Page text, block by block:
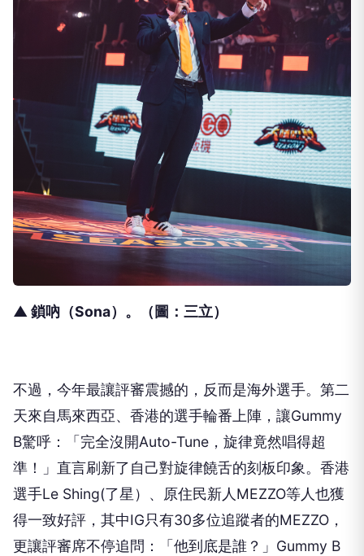
▲ 鎖吶（Sona）。（圖：三立）
不過，今年最讓評審震撼的，反而是海外選手。第二
天來自馬來西亞、香港的選手輪番上陣，讓Gummy
B驚呼：「完全沒開Auto-Tune，旋律竟然唱得超
準！」直言刷新了自己對旋律饒舌的刻板印象。香港
選手Le Shing(了星）、原住民新人MEZZO等人也獲
得一致好評，其中IG只有30多位追蹤者的MEZZO，
更讓評審席不停追問：「他到底是誰？」Gummy B